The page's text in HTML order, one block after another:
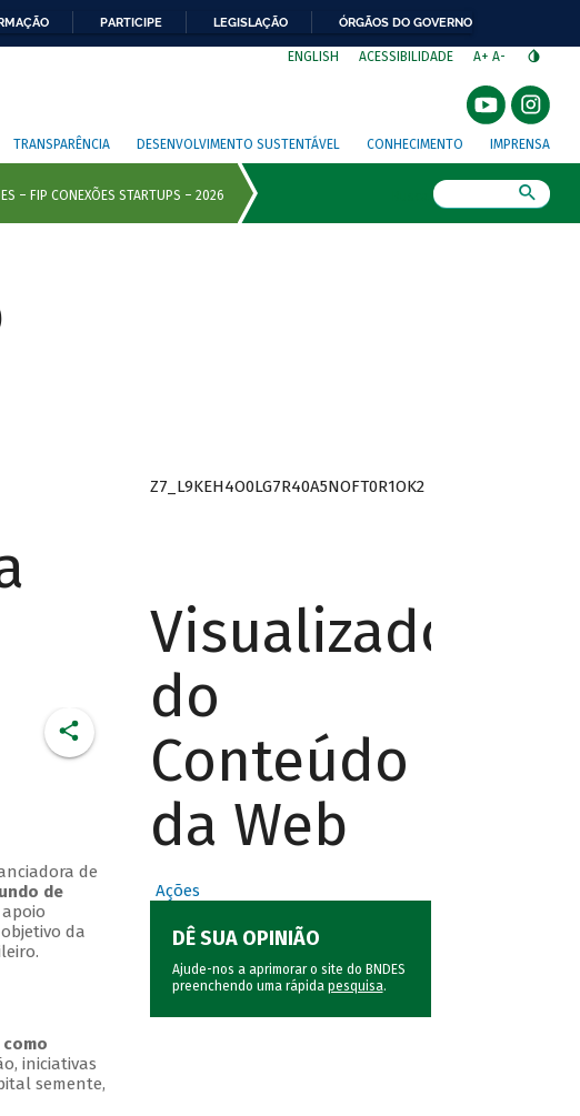
PARTICIPE LEGISLAÇÃO ÓRGÃOS DO GOVERNO
ENGLISH ACESSIBILIDADE A+ A-
TRANSPARÊNCIA DESENVOLVIMENTO SUSTENTÁVEL CONHECIMENTO IMPRENSA
de
de
da
como
iniciativas
semente,
Z7_L9KEH4O0LG7R40A5NOFT0R1OK2
Visualizador
do
Conteúdo
da Web
Ações
DÊ SUA OPINIÃO
Ajude-nos a aprimorar o site do BNDES
preenchendo uma rápida pesquisa.